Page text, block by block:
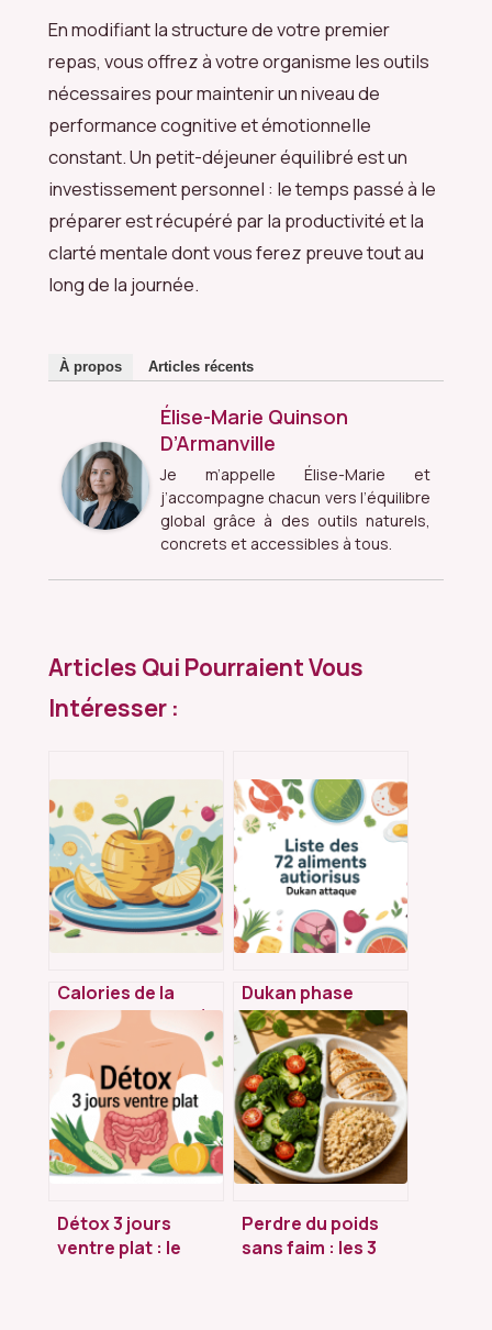
En modifiant la structure de votre premier
repas, vous offrez à votre organisme les outils
nécessaires pour maintenir un niveau de
performance cognitive et émotionnelle
constant. Un petit-déjeuner équilibré est un
investissement personnel : le temps passé à le
préparer est récupéré par la productivité et la
clarté mentale dont vous ferez preuve tout au
long de la journée.
À propos Articles récents
Élise-Marie Quinson
D’Armanville
Je m’appelle Élise-Marie et
j’accompagne chacun vers l’équilibre
global grâce à des outils naturels,
concrets et accessibles à tous.
Articles Qui Pourraient Vous
Intéresser :
Calories de la
pomme de terre à
l’eau : valeurs,
portions et impact
minceur
Dukan phase
d’attaque : liste
complète des 72
aliments autorisés
Détox 3 jours
ventre plat : le
Perdre du poids
sans faim : les 3